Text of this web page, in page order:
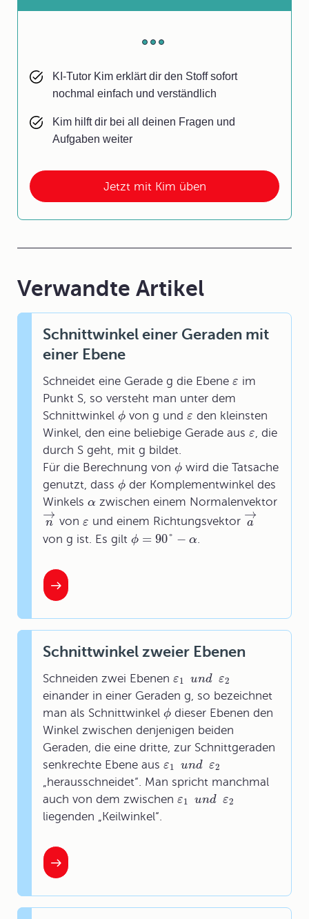
Jetzt mit Kim üben
KI-Tutor Kim erklärt dir den Stoff sofort
nochmal einfach und verständlich
Kim hilft dir bei all deinen Fragen und
Aufgaben weiter
Verwandte Artikel
Schnittwinkel einer Geraden mit
einer Ebene
Schneidet eine Gerade g die Ebene ε im
Punkt S, so versteht man unter dem
Schnittwinkel ϕ von g undε den kleinsten
Winkel, den eine beliebige Gerade aus ε, die
durch S geht, mit g bildet.
Für die Berechnung von ϕ wird die Tatsache
genutzt, dass ϕ der Komplementwinkel des
Winkels α zwischen einem Normalenvektor
n
→
von ε und einem Richtungsvektor a
→
von g ist. Es gilt ϕ = 90° − α
Schnittwinkel zweier Ebenen
Schneiden zwei Ebenen ε1 und ε2
einander in einer Geraden g, so bezeichnet
man als Schnittwinkel ϕ dieser Ebenen den
Winkel zwischen denjenigen beiden
Geraden, die eine dritte, zur Schnittgeraden
senkrechte Ebene aus ε1 und ε2
„herausschneidet“. Man spricht manchmal
auch von dem zwischen ε1 und ε2
liegenden „Keilwinkel“.